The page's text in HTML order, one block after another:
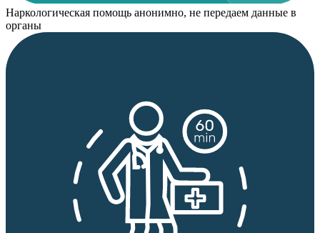
Наркологическая помощь анонимно, не передаем данные в
органы